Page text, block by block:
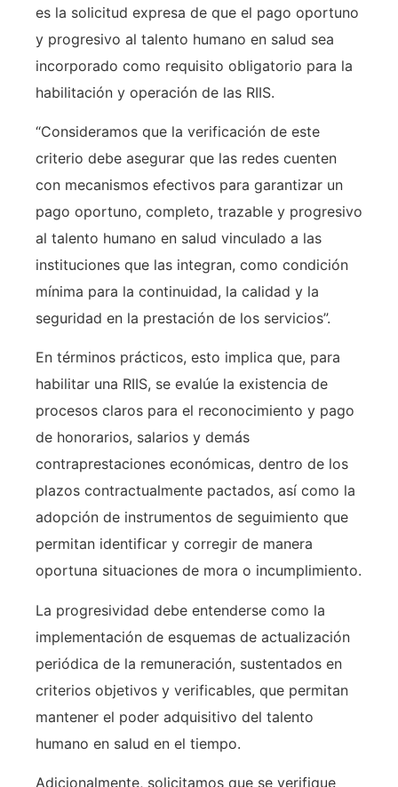
es la solicitud expresa de que el pago oportuno
y progresivo al talento humano en salud sea
incorporado como requisito obligatorio para la
habilitación y operación de las RIIS.
“Consideramos que la verificación de este
criterio debe asegurar que las redes cuenten
con mecanismos efectivos para garantizar un
pago oportuno, completo, trazable y progresivo
al talento humano en salud vinculado a las
instituciones que las integran, como condición
mínima para la continuidad, la calidad y la
seguridad en la prestación de los servicios”.
En términos prácticos, esto implica que, para
habilitar una RIIS, se evalúe la existencia de
procesos claros para el reconocimiento y pago
de honorarios, salarios y demás
contraprestaciones económicas, dentro de los
plazos contractualmente pactados, así como la
adopción de instrumentos de seguimiento que
permitan identificar y corregir de manera
oportuna situaciones de mora o incumplimiento.
La progresividad debe entenderse como la
implementación de esquemas de actualización
periódica de la remuneración, sustentados en
criterios objetivos y verificables, que permitan
mantener el poder adquisitivo del talento
humano en salud en el tiempo.
Adicionalmente, solicitamos que se verifique